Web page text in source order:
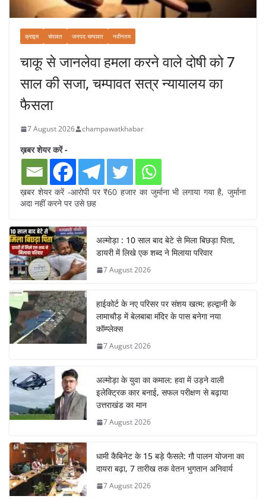
क्राइम चंपावत जनपद चम्पावत नवीनतम
चाकू से जानलेवा हमला करने वाले दोषी को 7
साल की सजा, चम्पावत सत्र न्यायालय का
फैसला
7 August 2026 champawatkhabar
ख़बर शेयर करें -
ख़बर शेयर करें -आरोपी पर ₹60 हजार का जुर्माना भी लगाया गया है, जुर्माना
अदा नहीं करने पर उसे छह
अल्मोड़ा : 10 साल बाद बेटे से मिला बिछड़ा पिता,
डायरी में लिखे एक शब्द ने मिलाया परिवार
7 August 2026
हाईकोर्ट के नए परिसर पर संशय खत्म: हल्द्वानी के
लामाचौड़ में बेलबाबा मंदिर के पास बनेगा नया
कॉम्प्लेक्स
7 August 2026
अल्मोड़ा के युवा का कमाल: हवा में उड़ने वाली
इलेक्ट्रिक कार बनाई, सफल परीक्षण से बढ़ाया
उत्तराखंड का मान
7 August 2026
धामी कैबिनेट के 15 बड़े फैसले: गौ पालन योजना का
दायरा बढ़ा, 7 तारीख तक वेतन भुगतान अनिवार्य
7 August 2026